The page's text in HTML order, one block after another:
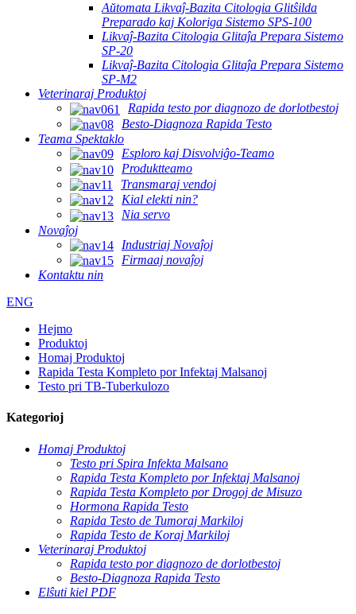
Aŭtomata Likvaĵ-Bazita Citologia Glitŝilda
Preparado kaj Koloriga Sistemo SPS-100
Likvaĵ-Bazita Citologia Glitaĵa Prepara Sistemo
SP-20
Likvaĵ-Bazita Citologia Glitaĵa Prepara Sistemo
SP-M2
Veterinaraj Produktoj
Rapida testo por diagnozo de dorlotbestoj
Besto-Diagnoza Rapida Testo
Teama Spektaklo
Esploro kaj Disvolviĝo-Teamo
Produktteamo
Transmaraj vendoj
Kial elekti nin?
Nia servo
Novaĵoj
Industriaj Novaĵoj
Firmaaj novaĵoj
Kontaktu nin
ENG
Hejmo
Produktoj
Homaj Produktoj
Rapida Testa Kompleto por Infektaj Malsanoj
Testo pri TB-Tuberkulozo
Kategorioj
Homaj Produktoj
Testo pri Spira Infekta Malsano
Rapida Testa Kompleto por Infektaj Malsanoj
Rapida Testa Kompleto por Drogoj de Misuzo
Hormona Rapida Testo
Rapida Testo de Tumoraj Markiloj
Rapida Testo de Koraj Markiloj
Veterinaraj Produktoj
Rapida testo por diagnozo de dorlotbestoj
Besto-Diagnoza Rapida Testo
Elŝuti kiel PDF